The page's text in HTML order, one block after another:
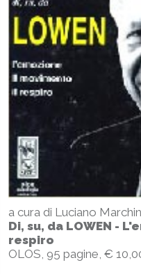
a cura di Luciano
Di, su, da LOWEN -
respiro
OLOS, 95 pagine, €